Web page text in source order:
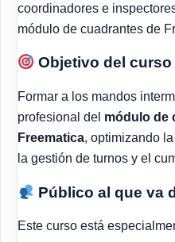
coordinadores e
módulo de cuadrantes de
Objetivo del curso
Formar a los mandos
profesional del módulo de
Freematica, optimizando
la gestión de turnos y el
Público al que va
Este curso está